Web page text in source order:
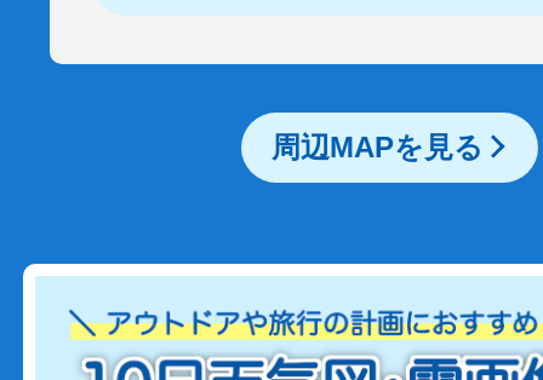
周辺MAPを見る